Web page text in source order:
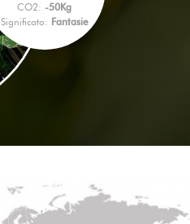
CO2: -50Kg
Significato: Fantasie